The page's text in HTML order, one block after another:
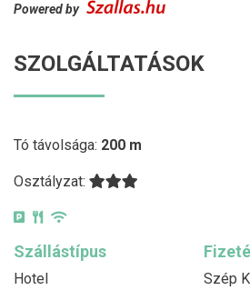
Powered by
SZOLGÁLTATÁSOK
Tó távolsága: 200 m
Osztályzat:
Szállástípus
Hotel
Szép